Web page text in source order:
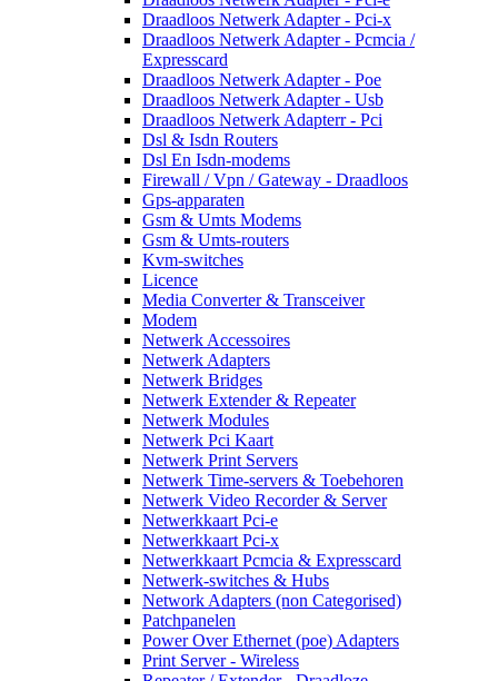
Draadloos Netwerk Adapter - Pci-x
Draadloos Netwerk Adapter - Pcmcia /
Expresscard
Draadloos Netwerk Adapter - Poe
Draadloos Netwerk Adapter - Usb
Draadloos Netwerk Adapterr - Pci
Dsl & Isdn Routers
Dsl En Isdn-modems
Firewall / Vpn / Gateway - Draadloos
Gps-apparaten
Gsm & Umts Modems
Gsm & Umts-routers
Kvm-switches
Licence
Media Converter & Transceiver
Modem
Netwerk Accessoires
Netwerk Adapters
Netwerk Bridges
Netwerk Extender & Repeater
Netwerk Modules
Netwerk Pci Kaart
Netwerk Print Servers
Netwerk Time-servers & Toebehoren
Netwerk Video Recorder & Server
Netwerkkaart Pci-e
Netwerkkaart Pci-x
Netwerkkaart Pcmcia & Expresscard
Netwerk-switches & Hubs
Network Adapters (non Categorised)
Patchpanelen
Power Over Ethernet (poe) Adapters
Print Server - Wireless